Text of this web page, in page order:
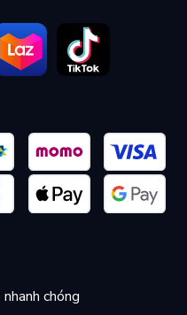
chóng